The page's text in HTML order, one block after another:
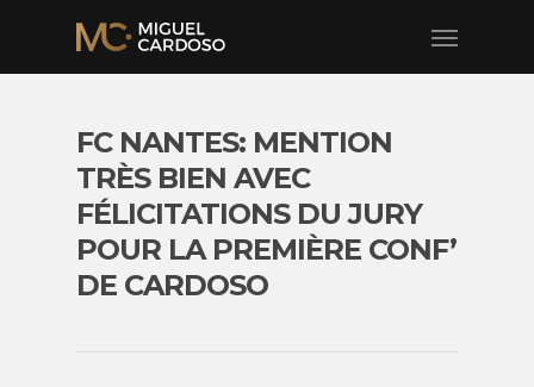
FC NANTES: MENTION
TRÈS BIEN AVEC
FÉLICITATIONS DU JURY
POUR LA PREMIÈRE CONF’
DE CARDOSO